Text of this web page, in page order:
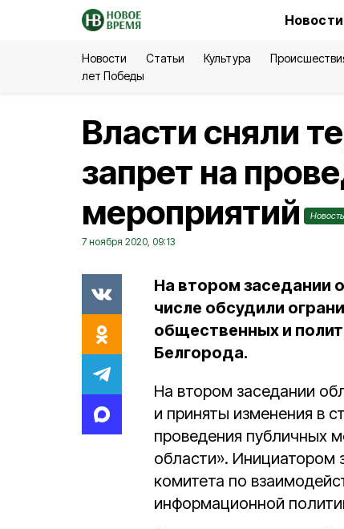
Новости Статьи Культура
лет Победы
Власти сняли
запрет на
мероприятий
Новость
7 ноября 2020, 09:13
На втором заседании
числе обсудили
общественных и
Белгорода.
На втором заседании
и приняты изменения в
проведения публичных
области». Инициатором
комитета по
информационной